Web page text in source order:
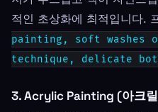
적인 초상화에 최적입니다.
painting, soft washes
technique, delicate
3. Acrylic Painting (아크